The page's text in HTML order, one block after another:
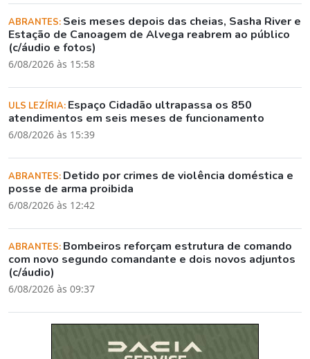
ABRANTES: Seis meses depois das cheias, Sasha River e
Estação de Canoagem de Alvega reabrem ao público
(c/áudio e fotos)
6/08/2026 às 15:58
ULS LEZÍRIA: Espaço Cidadão ultrapassa os 850
atendimentos em seis meses de funcionamento
6/08/2026 às 15:39
ABRANTES: Detido por crimes de violência doméstica e
posse de arma proibida
6/08/2026 às 12:42
ABRANTES: Bombeiros reforçam estrutura de comando
com novo segundo comandante e dois novos adjuntos
(c/áudio)
6/08/2026 às 09:37